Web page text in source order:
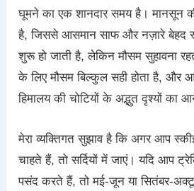
घूमने का एक शानदार समय है। मानसून
है, जिससे आसमान साफ और नज़ारे बेहद
शुरू हो जाती है, लेकिन मौसम सुहावना
के लिए मौसम बिल्कुल सही होता है, और
हिमालय की चोटियों के अद्भुत दृश्यों
मेरा व्यक्तिगत सुझाव है कि अगर आप
चाहते हैं, तो सर्दियों में जाएं। यदि आप
पसंद करते हैं, तो मई-जून या सितंबर-